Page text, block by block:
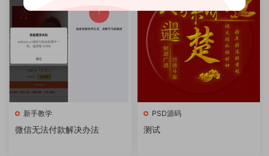
新手教学
微信无法付款解决办法
PSD源码
测试